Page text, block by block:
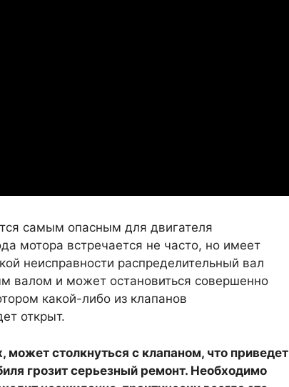
самым опасным для двигателя
мотора встречается не часто, но имеет
неисправности распределительный вал
валом и может остановиться совершенно
какой-либо из клапанов
открыт.
может столкнуться с клапаном, что приведет
грозит серьезный ремонт. Необходимо